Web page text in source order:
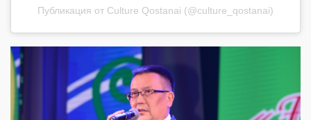
Публикация от Culture Qostanai (@culture_qostanai)